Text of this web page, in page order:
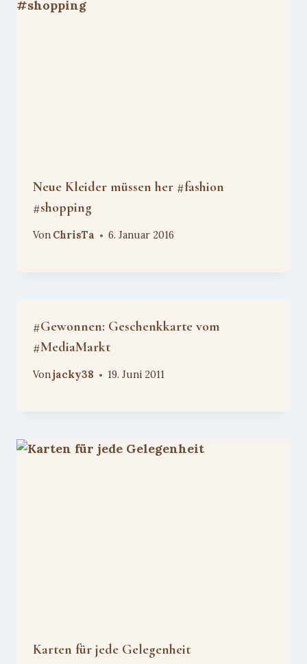
Neue Kleider müssen her #fashion
#shopping
Von ChrisTa 6. Januar 2016
#Gewonnen: Geschenkkarte vom
#MediaMarkt
Vonjacky38 19. Juni 2011
Karten für jede Gelegenheit